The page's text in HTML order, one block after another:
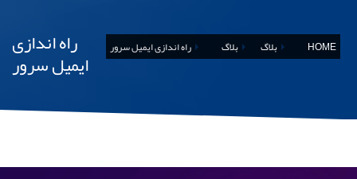
HOME بلاگ بلاگ راه اندازی ایمیل سرور راه اندازی
ایمیل سرور